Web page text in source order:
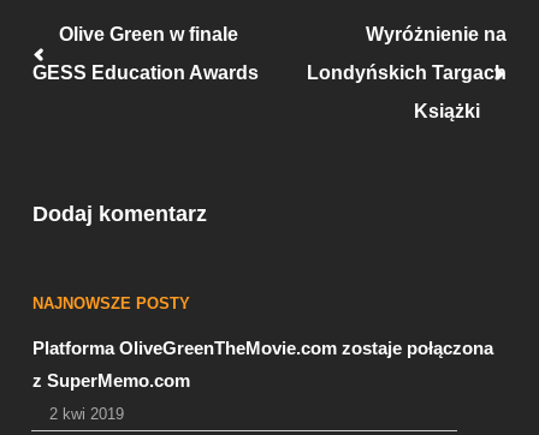
Post navigation
Olive Green w finale
GESS Education Awards
Wyróżnienie na
Londyńskich Targach
Książki
Dodaj komentarz
NAJNOWSZE POSTY
Platforma OliveGreenTheMovie.com zostaje połączona
z SuperMemo.com
2 kwi 2019